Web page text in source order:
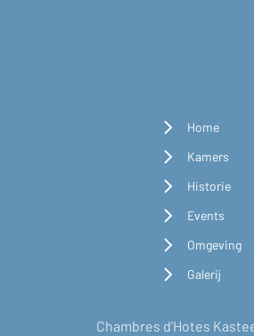
Home
Kamers
Historie
Events
Omgeving
Galerij
Chambres d’Hotes